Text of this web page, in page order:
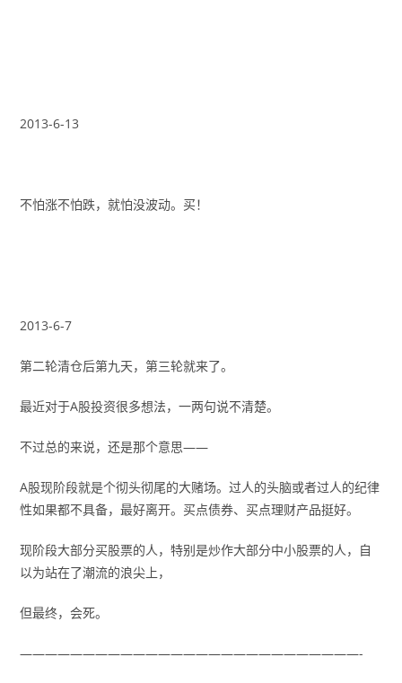
2013-6-13
不怕涨不怕跌，就怕没波动。买！
2013-6-7
第二轮清仓后第九天，第三轮就来了。
最近对于A股投资很多想法，一两句说不清楚。
不过总的来说，还是那个意思——
A股现阶段就是个彻头彻尾的大赌场。过人的头脑或者过人的纪律
性如果都不具备，最好离开。买点债券、买点理财产品挺好。
现阶段大部分买股票的人，特别是炒作大部分中小股票的人，自
以为站在了潮流的浪尖上，
但最终，会死。
———————————————————————————-